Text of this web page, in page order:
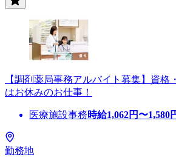
【調剤薬局事務アルバイト募集】資格
はお休みのお仕事！
医療施設事務時給1,062円〜1,580
勤務地